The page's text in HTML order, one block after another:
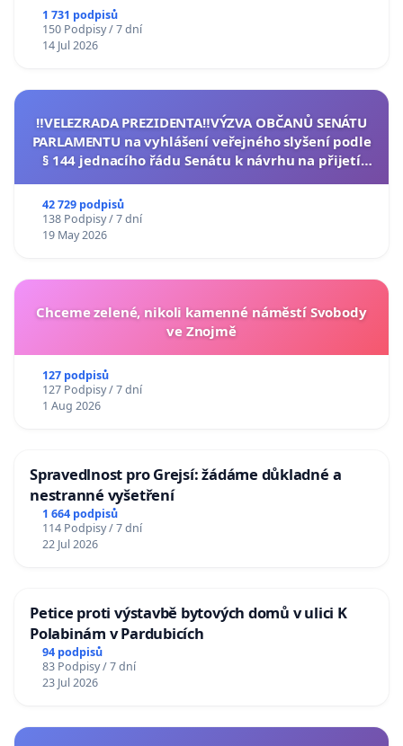
1 731 podpisů
150 Podpisy / 7 dní
14 Jul 2026
‼️VELEZRADA PREZIDENTA‼️VÝZVA OBČANŮ SENÁTU
PARLAMENTU na vyhlášení veřejného slyšení podle
§ 144 jednacího řádu Senátu k návrhu na přijetí
42 729 podpisů
138 Podpisy / 7 dní
19 May 2026
Chceme zelené, nikoli kamenné náměstí Svobody
ve Znojmě
127 podpisů
127 Podpisy / 7 dní
1 Aug 2026
Spravedlnost pro Grejsí: žádáme důkladné a
nestranné vyšetření
1 664 podpisů
114 Podpisy / 7 dní
22 Jul 2026
Petice proti výstavbě bytových domů v ulici K
Polabinám v Pardubicích
94 podpisů
83 Podpisy / 7 dní
23 Jul 2026